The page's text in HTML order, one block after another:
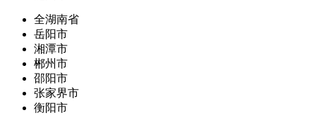
全湖南省
岳阳市
湘潭市
郴州市
邵阳市
张家界市
衡阳市